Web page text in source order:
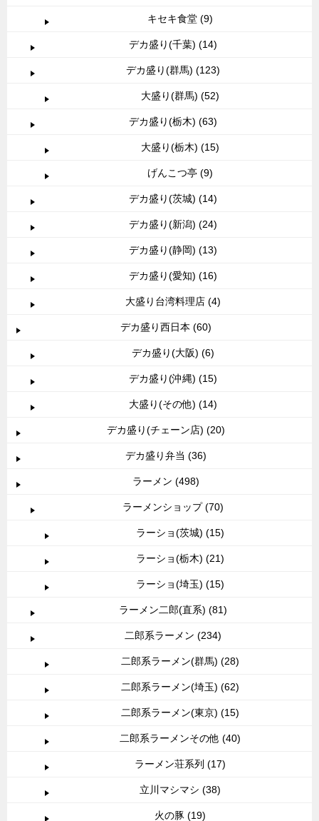
キセキ食堂 (9)
デカ盛り(千葉) (14)
デカ盛り(群馬) (123)
大盛り(群馬) (52)
デカ盛り(栃木) (63)
大盛り(栃木) (15)
げんこつ亭 (9)
デカ盛り(茨城) (14)
デカ盛り(新潟) (24)
デカ盛り(静岡) (13)
デカ盛り(愛知) (16)
大盛り台湾料理店 (4)
デカ盛り西日本 (60)
デカ盛り(大阪) (6)
デカ盛り(沖縄) (15)
大盛り(その他) (14)
デカ盛り(チェーン店) (20)
デカ盛り弁当 (36)
ラーメン (498)
ラーメンショップ (70)
ラーショ(茨城) (15)
ラーショ(栃木) (21)
ラーショ(埼玉) (15)
ラーメン二郎(直系) (81)
二郎系ラーメン (234)
二郎系ラーメン(群馬) (28)
二郎系ラーメン(埼玉) (62)
二郎系ラーメン(東京) (15)
二郎系ラーメンその他 (40)
ラーメン荘系列 (17)
立川マシマシ (38)
火の豚 (19)